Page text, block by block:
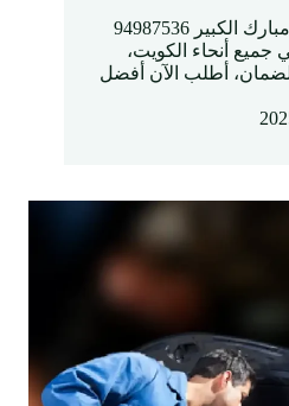
بنشر فحص كمبيوتر سيارة مبارك الكبير 94987536
جميع أنحاء الكويت،
أطلب الآن أفضل